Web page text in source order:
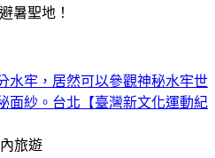
暑聖地！
水牢，居然可以參觀神秘水牢世
面紗。台北【臺灣新文化運動紀
旅遊